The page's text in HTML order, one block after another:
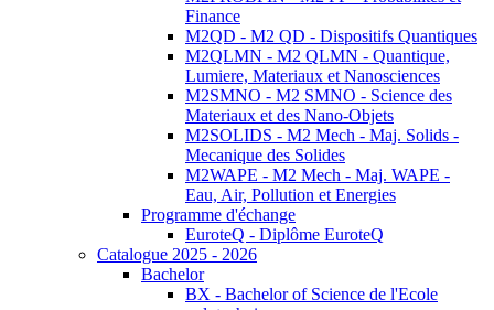
Finance
M2QD - M2 QD - Dispositifs Quantiques
M2QLMN - M2 QLMN - Quantique,
Lumiere, Materiaux et Nanosciences
M2SMNO - M2 SMNO - Science des
Materiaux et des Nano-Objets
M2SOLIDS - M2 Mech - Maj. Solids -
Mecanique des Solides
M2WAPE - M2 Mech - Maj. WAPE -
Eau, Air, Pollution et Energies
Programme d'échange
EuroteQ - Diplôme EuroteQ
Catalogue 2025 - 2026
Bachelor
BX - Bachelor of Science de l'Ecole